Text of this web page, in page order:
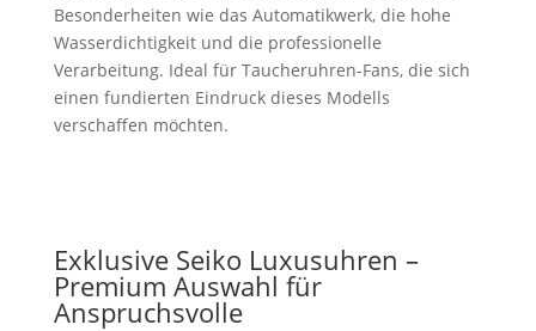
Besonderheiten wie das Automatikwerk, die hohe
Wasserdichtigkeit und die professionelle
Verarbeitung. Ideal für Taucheruhren-Fans, die sich
einen fundierten Eindruck dieses Modells
verschaffen möchten.
Exklusive Seiko Luxusuhren –
Premium Auswahl für
Anspruchsvolle